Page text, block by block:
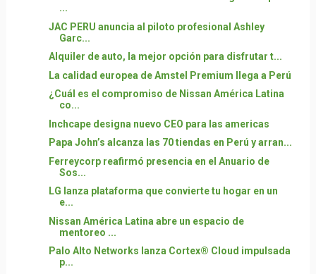
...
JAC PERU anuncia al piloto profesional Ashley
Garc...
Alquiler de auto, la mejor opción para disfrutar t...
La calidad europea de Amstel Premium llega a Perú
¿Cuál es el compromiso de Nissan América Latina
co...
Inchcape designa nuevo CEO para las americas
Papa John’s alcanza las 70 tiendas en Perú y arran...
Ferreycorp reafirmó presencia en el Anuario de
Sos...
LG lanza plataforma que convierte tu hogar en un
e...
Nissan América Latina abre un espacio de
mentoreo ...
Palo Alto Networks lanza Cortex® Cloud impulsada
p...